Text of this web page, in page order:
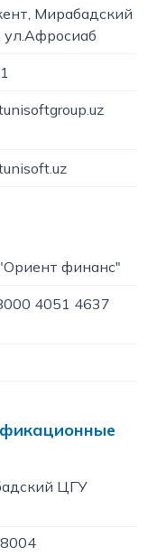
Мирабадский
ул.Афросиаб
финанс"
4051 4637
ЦГУ